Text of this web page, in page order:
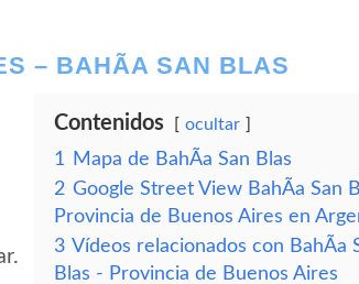
– BAHÃ­A SAN BLAS
Contenidos ocultar
1
Mapa de BahÃ­a San Blas
2 Google Street View BahÃ­a San
Provincia de Buenos Aires en
3 Vídeos relacionados con BahÃ­a
Blas - Provincia de Buenos Aires